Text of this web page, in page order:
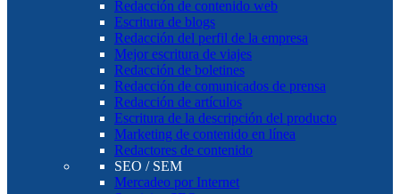
Redacción de contenido web
Escritura de blogs
Redacción del perfil de la empresa
Mejor escritura de viajes
Redacción de boletines
Redacción de comunicados de prensa
Redacción de artículos
Escritura de la descripción del producto
Marketing de contenido en línea
Redactores de contenido
SEO / SEM
Mercadeo por Internet